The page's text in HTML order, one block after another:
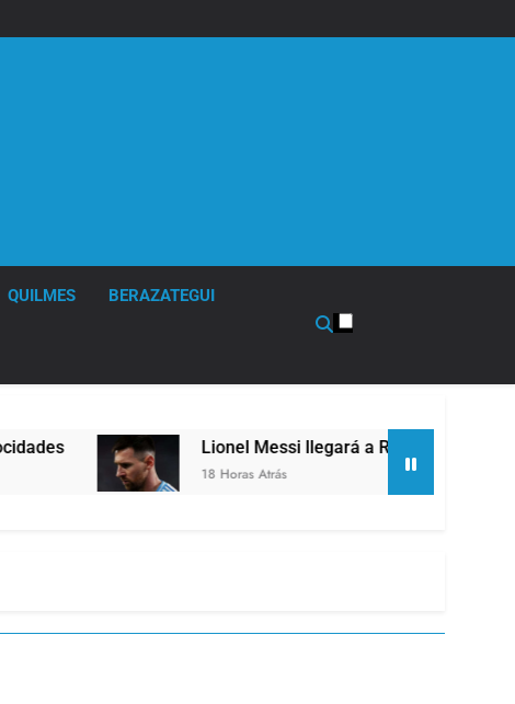
QUILMES BERAZATEGUI
Lionel Messi llegará a Rosario para despedir a su padre
18 Horas Atrás